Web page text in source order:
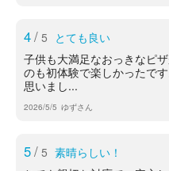
4/ 5 とても良い
子供も大満足なおっきなピ
のも初体験で楽しかったで
思いまし...
2026/5/5 ゆずさん
5/ 5 素晴らしい！